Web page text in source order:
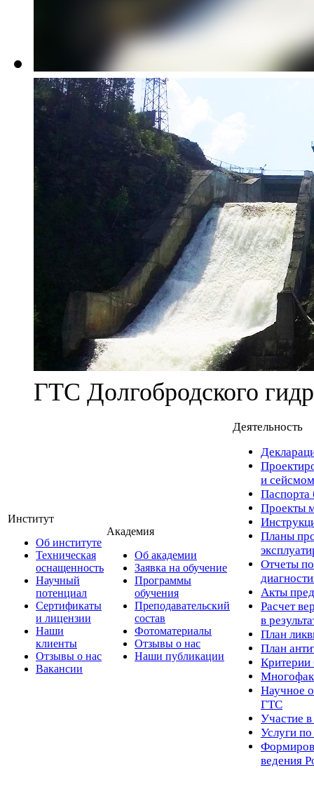
ГТС Долгобродского
Институт
Об институте
Техническая
оснащенность
Научный
потенциал
Сертификаты
и лицензии
Наши
клиенты
Отзывы о нас
Вакансии
Академия
Об академии
Заявка на обучение
Программы
обучения
Преподавательский
состав
Фотоматериалы
Отзывы о нас
Наши публикации
Деятельность
и
Паспорта
Проекты
Планы
Отчеты по
Акты
Расчет
в
План
План
Критерии
Научное
ГТС
Участие
Услуги
ведения